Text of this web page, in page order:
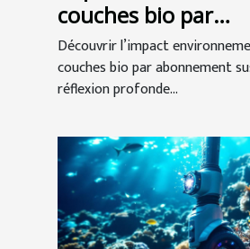
couches bio par
abonnement
Découvrir l’impact
couches bio par abonnement
réflexion profonde...